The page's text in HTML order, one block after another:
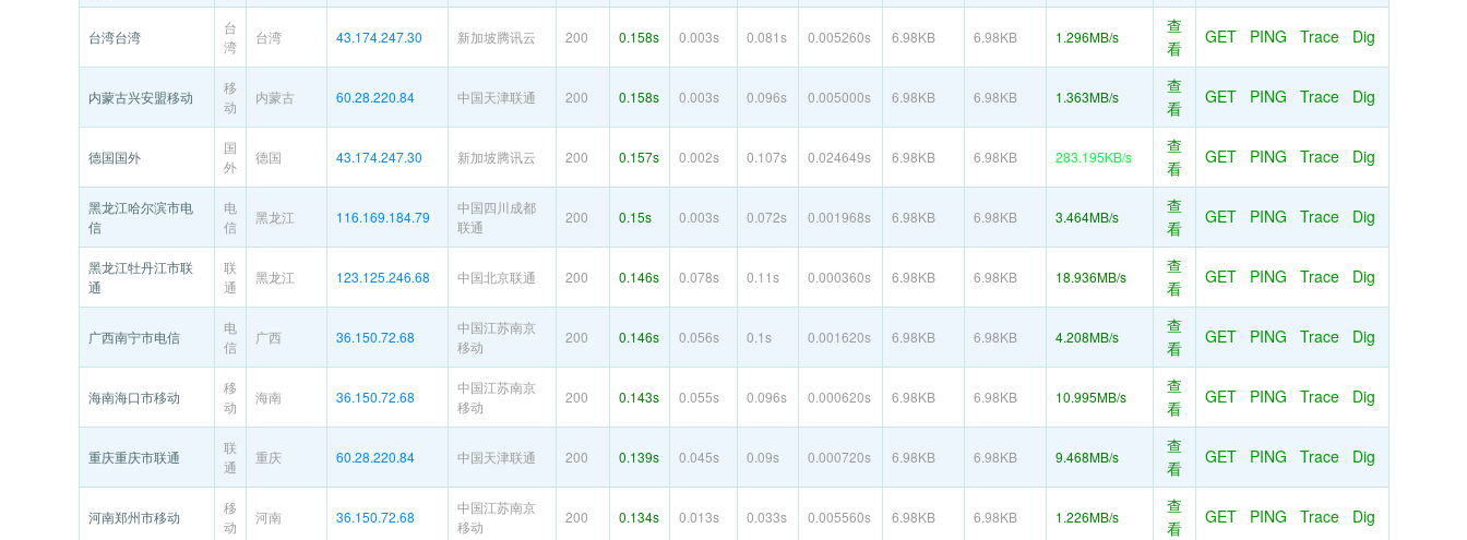
台湾台湾
台
湾
台湾 43.174.247.30 新加坡腾讯云 200 0.158s 0.003s 0.081s 0.005260s 6.98KB 6.98KB 1.296MB/s
查
看
GET PING Trace Dig
内蒙古兴安盟移动
移
动
内蒙古 60.28.220.84 中国天津联通 200 0.158s 0.003s 0.096s 0.005000s 6.98KB 6.98KB 1.363MB/s
查
看
GET PING Trace Dig
德国国外
国
外
德国 43.174.247.30 新加坡腾讯云 200 0.157s 0.002s 0.107s 0.024649s 6.98KB 6.98KB 283.195KB/s
查
看
GET PING Trace Dig
黑龙江哈尔滨市电
信
电
信
黑龙江 116.169.184.79
中国四川成都
联通
200 0.15s 0.003s 0.072s 0.001968s 6.98KB 6.98KB 3.464MB/s
查
看
GET PING Trace Dig
黑龙江牡丹江市联
通
联
通
黑龙江 123.125.246.68 中国北京联通 200 0.146s 0.078s 0.11s 0.000360s 6.98KB 6.98KB 18.936MB/s
查
看
GET PING Trace Dig
广西南宁市电信
电
信
广西 36.150.72.68
中国江苏南京
移动
200 0.146s 0.056s 0.1s 0.001620s 6.98KB 6.98KB 4.208MB/s
查
看
GET PING Trace Dig
海南海口市移动
移
动
海南 36.150.72.68
中国江苏南京
移动
200 0.143s 0.055s 0.096s 0.000620s 6.98KB 6.98KB 10.995MB/s
查
看
GET PING Trace Dig
重庆重庆市联通
联
通
重庆 60.28.220.84 中国天津联通 200 0.139s 0.045s 0.09s 0.000720s 6.98KB 6.98KB 9.468MB/s
查
看
GET PING Trace Dig
河南郑州市移动
移
动
河南 36.150.72.68
中国江苏南京
移动
200 0.134s 0.013s 0.033s 0.005560s 6.98KB 6.98KB 1.226MB/s
查
看
GET PING Trace Dig